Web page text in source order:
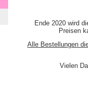
Ende 2020 wird
Preisen
Alle Bestellungen
Vielen